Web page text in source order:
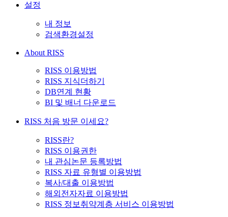
설정
내 정보
검색환경설정
About RISS
RISS 이용방법
RISS 지식더하기
DB연계 현황
BI 및 배너 다운로드
RISS 처음 방문 이세요?
RISS란?
RISS 이용권한
내 관심논문 등록방법
RISS 자료 유형별 이용방법
복사/대출 이용방법
해외전자자료 이용방법
RISS 정보취약계층 서비스 이용방법